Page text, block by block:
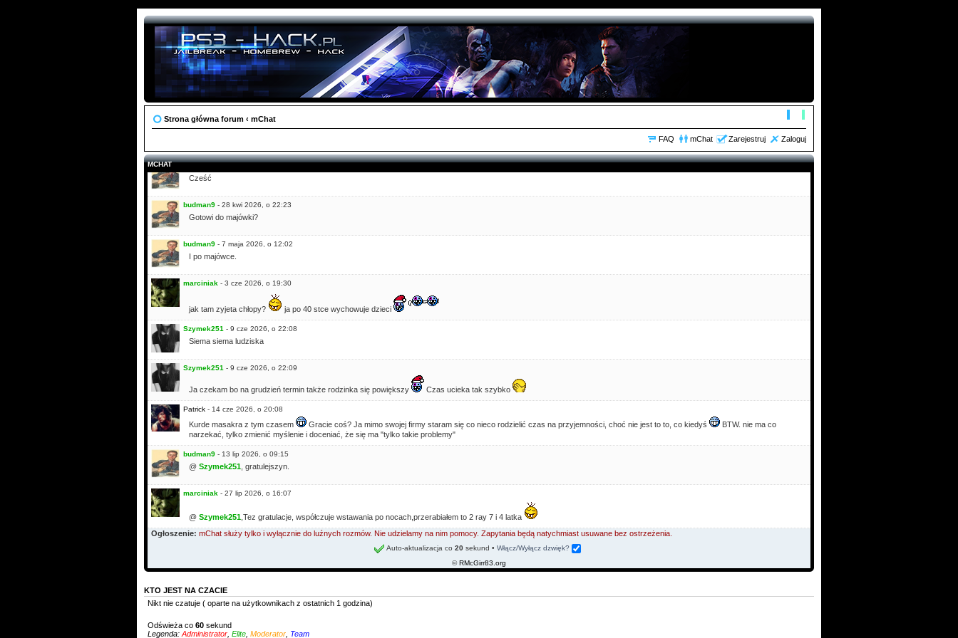
Strona główna forum ‹ mChat
FAQ mChat Zarejestruj Zaloguj
MCHAT
iraslbn- 20 mar 2026, o 19:01
siema, nie ma ani rozmow ani zlotów ? Ktoś chciałby sie kiedys spotkac w ogole gdzies PL ?
zajec - 27 mar 2026, o 13:50
Siema wszystkim
co raz mniej tu ludzi, a PS3 wiecznie żywe, właśnie wjechała aktualizacja 4.93 - daje znać, że wszystko na forum zaktualizowałem, dodałem linki itd
Pozdro!
Cześć
budman9 - 28 kwi 2026, o 22:23
Gotowi do majówki?
budman9 - 7 maja 2026, o 12:02
I po majówce.
marciniak - 3 cze 2026, o 19:30
jak tam zyjeta chłopy? ja po 40 stce wychowuje dzieci
Szymek251 - 9 cze 2026, o 22:08
Siema siema ludziska
Szymek251 - 9 cze 2026, o 22:09
Ja czekam bo na grudzień termin także rodzinka się powiększy Czas ucieka tak szybko
Patrick - 14 cze 2026, o 20:08
Kurde masakra z tym czasem Gracie coś? Ja mimo swojej firmy staram się co nieco rodzielić czas na przyjemności, choć nie jest to to, co kiedyś
BTW. nie ma co
narzekać, tylko zmienić myślenie i doceniać, że się ma "tylko takie problemy"
budman9 - 13 lip 2026, o 09:15
@ Szymek251 , gratulejszyn.
marciniak - 27 lip 2026, o 16:07
@ Szymek251 ,Tez gratulacje, współczuje wstawania po nocach,przerabiałem to 2 ray 7 i 4 latka
Ogłoszenie: mChat służy tylko i wyłącznie do luźnych rozmów. Nie udzielamy na nim pomocy. Zapytania będą natychmiast usuwane bez ostrzeżenia.
Auto-aktualizacja co 20 sekund • Włącz/Wyłącz dzwięk?
©RMcGirr83.org
KTO JEST NA CZACIE
Nikt nie czatuje ( oparte na użytkownikach z ostatnich 1 godzina)
Odświeża co 60 sekund
Legenda: Administrator Elite Moderator Team